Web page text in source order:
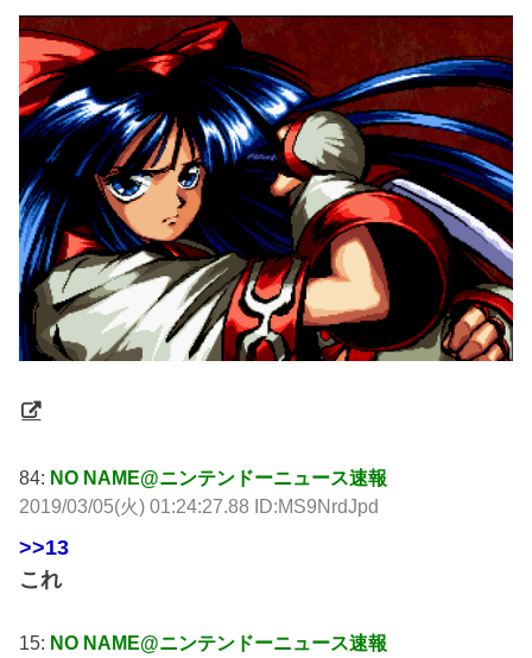
84: NO NAME@ニンテンドーニュース速報
2019/03/05(火) 01:24:27.88 ID:MS9NrdJpd
>>13
これ
15: NO NAME@ニンテンドーニュース速報